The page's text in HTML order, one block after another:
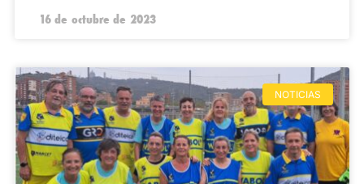
16 de octubre de 2023
NOTICIAS